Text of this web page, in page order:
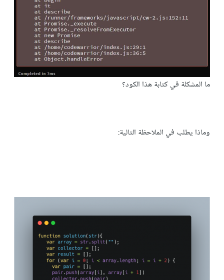
ما المشكلة في كتابة هذا الكود؟
وماذا يطلب في الملاحظة التالية: